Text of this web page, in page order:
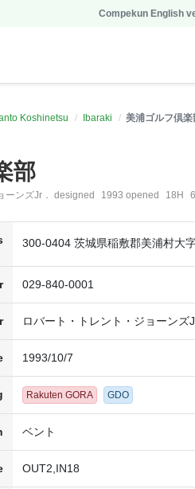
Compekun English
Koshinetsu Ibaraki 美浦ゴルフ倶楽
部
ーンズJr． designed 1993 opened 18H
300-0404 茨城県稲敷郡美浦村大
029-840-0001
ロバート・トレント・ジョーンズ
1993/10/7
Rakuten GORA GDO
ベント
OUT2,IN18